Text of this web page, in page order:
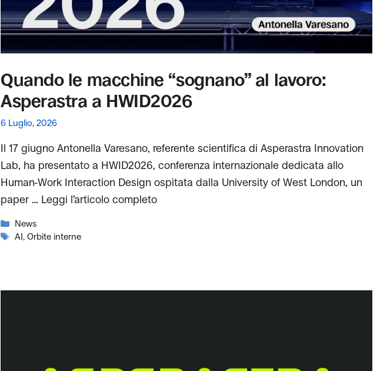
Quando le macchine “sognano” al lavoro:
Asperastra a HWID2026
6 Luglio, 2026
Il 17 giugno Antonella Varesano, referente scientifica di Asperastra Innovation
Lab, ha presentato a HWID2026, conferenza internazionale dedicata allo
Human-Work Interaction Design ospitata dalla University of West London, un
paper … Leggi l’articolo completo
Categorie
News
Tag
AI,Orbite interne